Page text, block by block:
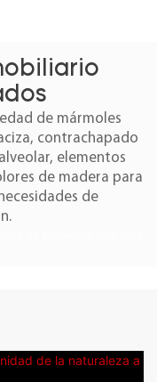
de mármoles
contrachapado
elementos
de madera para
de